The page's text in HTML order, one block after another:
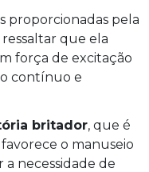
proporcionadas pela
ressaltar que ela
força de excitação
contínuo e
britador, que é
o manuseio
necessidade de